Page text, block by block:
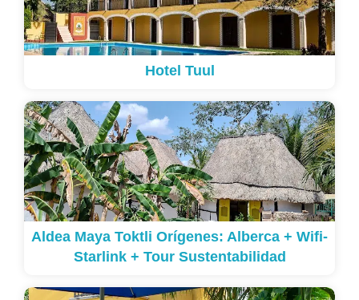
Hotel Tuul
Aldea Maya Toktli Orígenes: Alberca + Wifi-
Starlink + Tour Sustentabilidad